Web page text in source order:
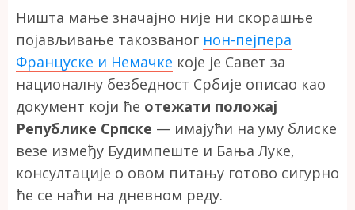
Ништа мање значајно није ни скорашње
појављивање такозваног нон-пејпера
Француске и Немачке које је Савет за
националну безбедност Србије описао као
документ који ће отежати положај
Републике Српске — имајући на уму блиске
везе између Будимпеште и Бања Луке,
консултације о овом питању готово сигурно
ће се наћи на дневном реду.